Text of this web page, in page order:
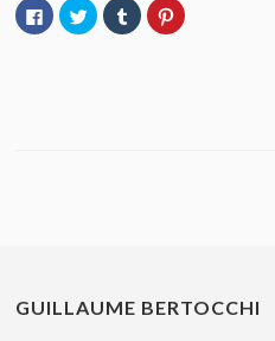
Cliquez
pour
partager
Cliquez
pour
partager
Cliquez
pour
partager
Cliquez
pour
GUILLAUME BERTOCCHI